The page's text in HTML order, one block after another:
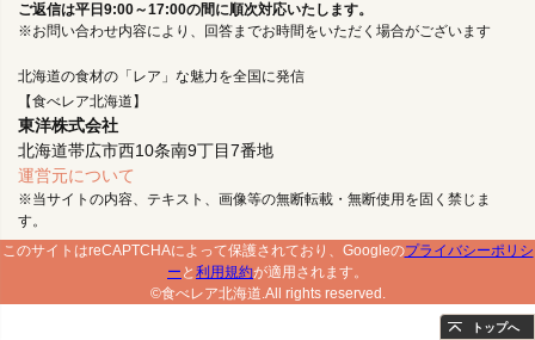
北海道の食材の「レア」な魅力を全国に発信
【食べレア北海道】
東洋株式会社
北海道帯広市西10条南9丁目7番地
運営元について
※当サイトの内容、テキスト、画像等の無断転載・無断使用を固く禁じま
す。
ご返信は平日9:00～17:00の間に順次対応いたします。
※お問い合わせ内容により、回答までお時間をいただく場合がございます
このサイトはreCAPTCHAによって保護されており、Googleのプライバシーポリシ
ー と 利用規約が適用されます。
©食べレア北海道.All rights reserved.
トップへ